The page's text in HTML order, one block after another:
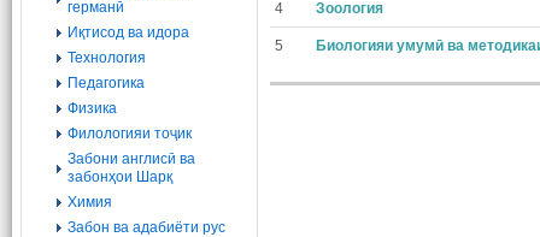
германӣ
Иқтисод ва идора
Технология
Педагогика
Физика
Филологияи тоҷик
Забони англисӣ ва
забонҳои Шарқ
Химия
Забон ва адабиёти рус
4 Зоология
5 Биологияи умумӣ ва